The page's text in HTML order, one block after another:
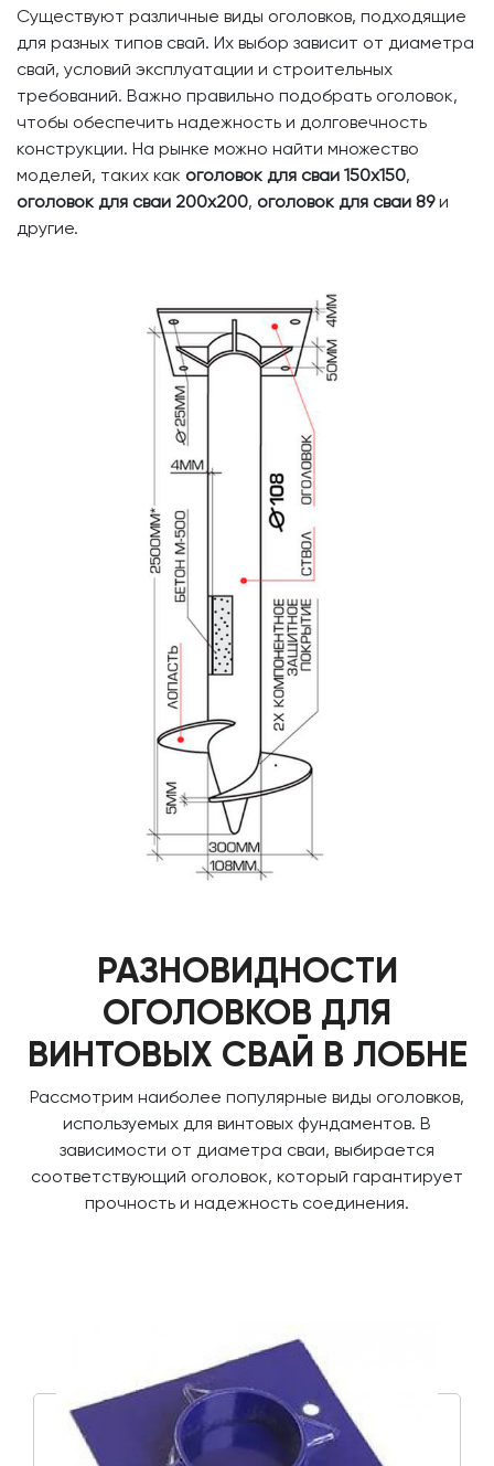
Существуют различные виды оголовков, подходящие
для разных типов свай. Их выбор зависит от диаметра
свай, условий эксплуатации и строительных
требований. Важно правильно подобрать оголовок,
чтобы обеспечить надежность и долговечность
конструкции. На рынке можно найти множество
моделей, таких как оголовок для сваи 150х150,
оголовок для сваи 200х200, оголовок для сваи 89и
другие.
РАЗНОВИДНОСТИ
ОГОЛОВКОВ ДЛЯ
ВИНТОВЫХ СВАЙ В ЛОБНЕ
Рассмотрим наиболее популярные виды оголовков,
используемых для винтовых фундаментов. В
зависимости от диаметра сваи, выбирается
соответствующий оголовок, который гарантирует
прочность и надежность соединения.